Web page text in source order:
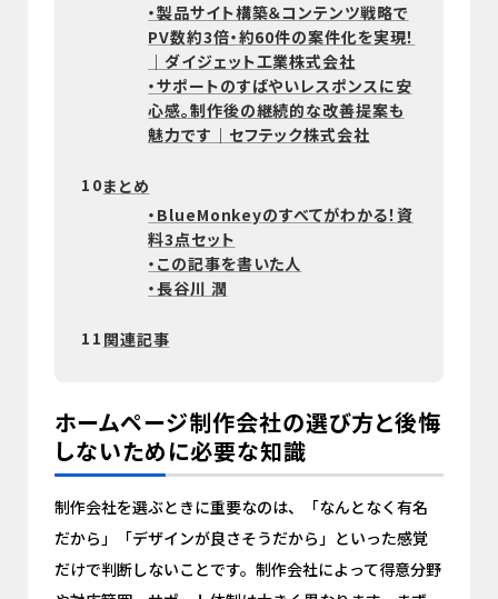
・製品サイト構築＆コンテンツ戦略で
PV数約3倍・約60件の案件化を実現！
｜ダイジェット工業株式会社
・サポートのすばやいレスポンスに安
心感。制作後の継続的な改善提案も
魅力です｜セフテック株式会社
10まとめ
・BlueMonkeyのすべてがわかる！資
料3点セット
・この記事を書いた人
・長谷川 潤
11 関連記事
ホームページ制作会社の選び方と後悔
しないために必要な知識
制作会社を選ぶときに重要なのは、「なんとなく有名
だから」「デザインが良さそうだから」といった感覚
だけで判断しないことです。制作会社によって得意分野